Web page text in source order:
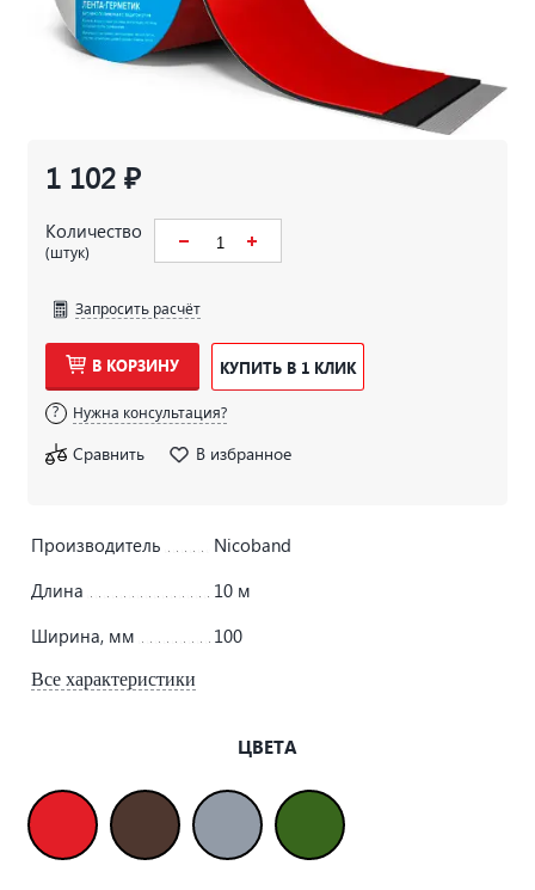
1 102 ₽
Количество
(штук)
Запросить расчёт
В КОРЗИНУ КУПИТЬ В 1 КЛИК
Нужна консультация?
Сравнить В избранное
Производитель
Nicoband
Длина
10 м
Ширина, мм
100
Все характеристики
ЦВЕТА